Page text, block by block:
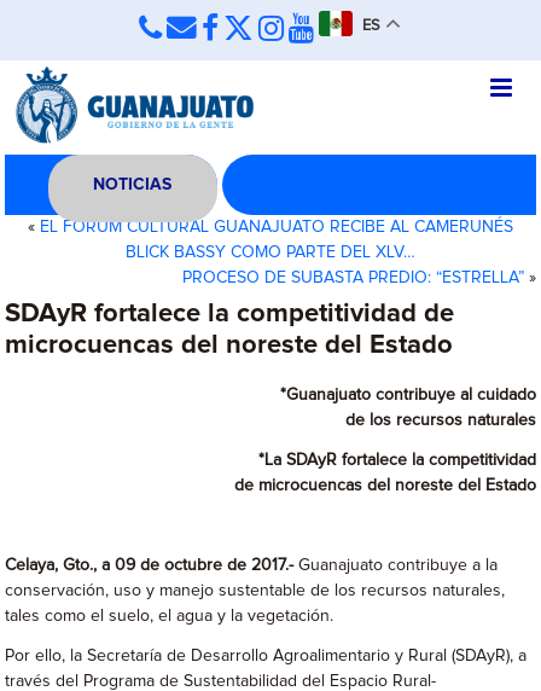
ES
NOTICIAS
« EL FORUM CULTURAL GUANAJUATO RECIBE AL CAMERUNÉS
BLICK BASSY COMO PARTE DEL XLV…
PROCESO DE SUBASTA PREDIO: “ESTRELLA”»
SDAyR fortalece la competitividad de
microcuencas del noreste del Estado
*Guanajuato contribuye al cuidado
de los recursos naturales
*La SDAyR fortalece la competitividad
de microcuencas del noreste del Estado
Celaya, Gto., a 09 de octubre de 2017.-Guanajuato contribuye a la
conservación, uso y manejo sustentable de los recursos naturales,
tales como el suelo, el agua y la vegetación.
Por ello, la Secretaría de Desarrollo Agroalimentario y Rural (SDAyR), a
través del Programa de Sustentabilidad del Espacio Rural-